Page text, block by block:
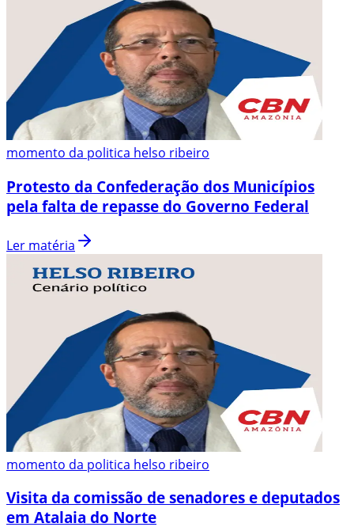
momento da politica helso ribeiro
Protesto da Confederação dos Municípios
pela falta de repasse do Governo Federal
Ler matéria
momento da politica helso ribeiro
Visita da comissão de senadores e deputados
em Atalaia do Norte